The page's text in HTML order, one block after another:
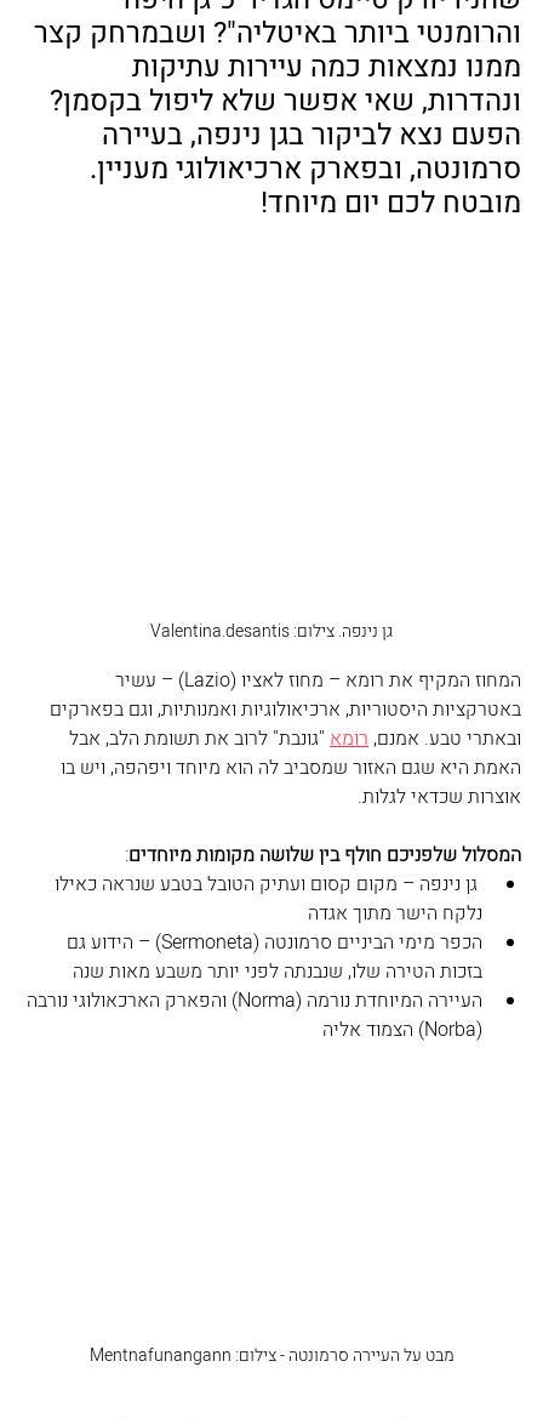
והרומנטי ביותר באיטליה"? ושבמרחק קצר
ממנו נמצאות כמה עיירות עתיקות
ונהדרות, שאי אפשר שלא ליפול בקסמן?
הפעם נצא לביקור בגן נינפה, בעיירה
סרמונטה, ובפארק ארכיאולוגי מעניין.
מובטח לכם יום מיוחד!
גן נינפה. צילום: Valentina.desantis
המחוז המקיף את רומא – מחוז לאציו (Lazio) – עשיר
באטרקציות היסטוריות, ארכיאולוגיות ואמנותיות, וגם בפארקים
ובאתרי טבע. אמנם, רומא "גונבת" לרוב את תשומת הלב, אבל
האמת היא שגם האזור שמסביב לה הוא מיוחד ויפהפה, ויש בו
אוצרות שכדאי לגלות.
המסלול שלפניכם חולף בין שלושה מקומות מיוחדים:
גן נינפה – מקום קסום ועתיק הטובל בטבע שנראה כאילו
נלקח הישר מתוך אגדה
הכפר מימי הביניים סרמונטה (Sermoneta) – הידוע גם
בזכות הטירה שלו, שנבנתה לפני יותר משבע מאות שנה
העיירה המיוחדת נורמה (Norma) והפארק הארכאולוגי נורבה
(Norba) הצמוד אליה
מבט על העיירה סרמונטה - צילום: Mentnafunangann